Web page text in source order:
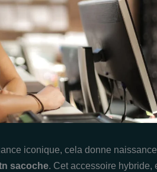
iconique, cela donne
sacoche. Cet accessoire hybride,